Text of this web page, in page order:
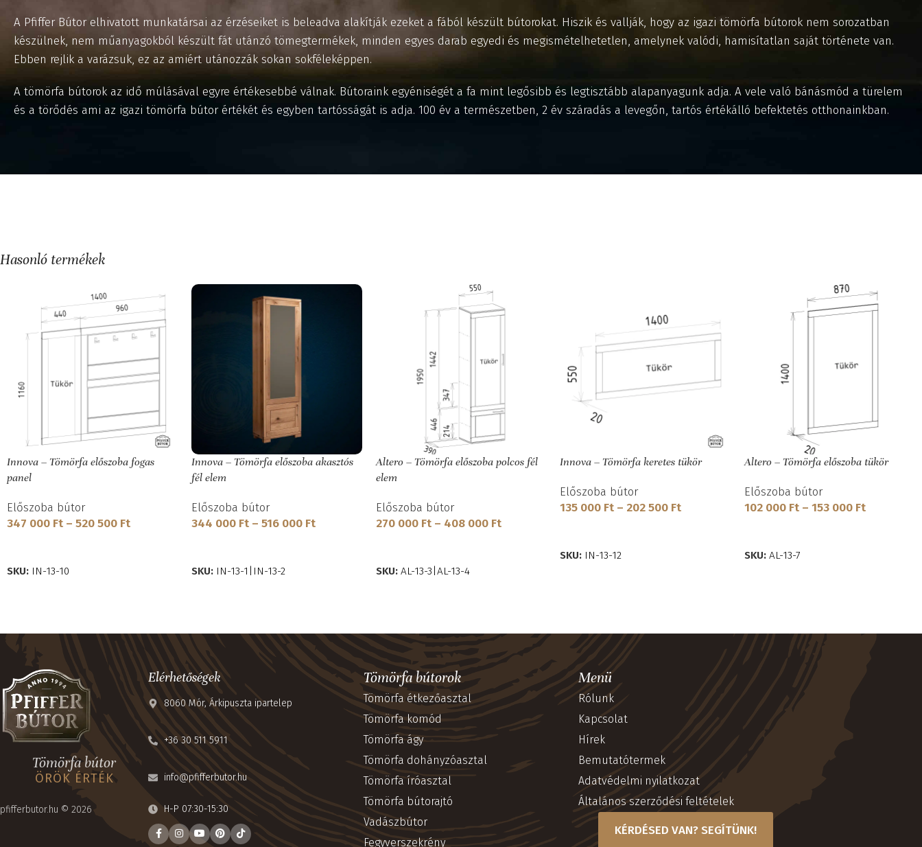
A Pfiffer Bútor elhivatott munkatársai az érzéseiket is beleadva alakítják ezeket a fából készült bútorokat. Hiszik és vallják, hogy az igazi tömörfa bútorok nem sorozatban
készülnek, nem műanyagokból készült fát utánzó tömegtermékek, minden egyes darab egyedi és megismételhetetlen, amelynek valódi, hamisítatlan saját története van.
Ebben rejlik a varázsuk, ez az amiért utánozzák sokan sokféleképpen.
A tömörfa bútorok az idő múlásával egyre értékesebbé válnak. Bútoraink egyéniségét a fa mint legősibb és legtisztább alapanyagunk adja. A vele való bánásmód a türelem
és a törődés ami az igazi tömörfa bútor értékét és egyben tartósságát is adja. 100 év a természetben, 2 év száradás a levegőn, tartós értékálló befektetés otthonainkban.
Hasonló termékek
Innova – Tömörfa előszoba fogas
panel
Előszoba bútor
347 000 Ft – 520 500 Ft
SKU: IN-13-10
Innova – Tömörfa előszoba akasztós
fél elem
Előszoba bútor
344 000 Ft – 516 000 Ft
SKU: IN-13-1|IN-13-2
Altero – Tömörfa előszoba polcos fél
elem
Előszoba bútor
270 000 Ft – 408 000 Ft
SKU: AL-13-3|AL-13-4
Innova – Tömörfa keretes tükör
Előszoba bútor
135 000 Ft – 202 500 Ft
SKU: IN-13-12
Altero – Tömörfa előszoba tükör
Előszoba bútor
102 000 Ft – 153 000 Ft
SKU:AL-13-7
Tömörfa bútor
ÖRÖK ÉRTÉK
pfifferbutor.hu © 2026
Elérhetőségek
8060 Mór, Árkipuszta ipartelep
+36 30 511 5911
info@pfifferbutor.hu
H-P 07:30-15:30
Tömörfa bútorok
Tömörfa étkezőasztal
Tömörfa komód
Tömörfa ágy
Tömörfa dohányzóasztal
Tömörfa íróasztal
Tömörfa bútorajtó
Vadászbútor
Fegyverszekrény
Menü
Rólunk
Kapcsolat
Hírek
Bemutatótermek
Adatvédelmi nyilatkozat
Általános szerződési feltételek
KÉRDÉSED VAN? SEGÍTÜNK!